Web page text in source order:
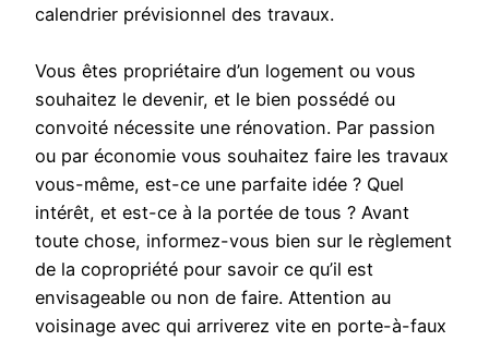
calendrier prévisionnel des travaux.
Vous êtes propriétaire d’un logement ou vous
souhaitez le devenir, et le bien possédé ou
convoité nécessite une rénovation. Par passion
ou par économie vous souhaitez faire les travaux
vous-même, est-ce une parfaite idée ? Quel
intérêt, et est-ce à la portée de tous ? Avant
toute chose, informez-vous bien sur le règlement
de la copropriété pour savoir ce qu’il est
envisageable ou non de faire. Attention au
voisinage avec qui arriverez vite en porte-à-faux